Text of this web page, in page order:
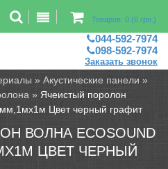
рассчет помещений
Товаров: 0 (0 грн.)
044-592-7974
098-592-7974
Заказать звонок
»Акустические панели »
» Ячеистый поролон
Цвет черный графит
ВОЛНА ECOSOUND
ЦВЕТ ЧЕРНЫЙ